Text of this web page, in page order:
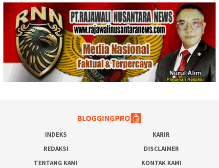
INDEKS
KARIR
REDAKSI
DISCLAIMER
TENTANG KAMI
KONTAK KAMI